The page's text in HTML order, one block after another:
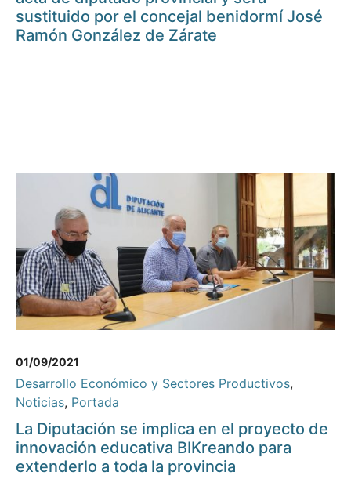
sustituido por el concejal benidormí José
Ramón González de Zárate
01/09/2021
Desarrollo Económico y Sectores Productivos,
Noticias, Portada
La Diputación se implica en el proyecto de
innovación educativa BIKreando para
extenderlo a toda la provincia